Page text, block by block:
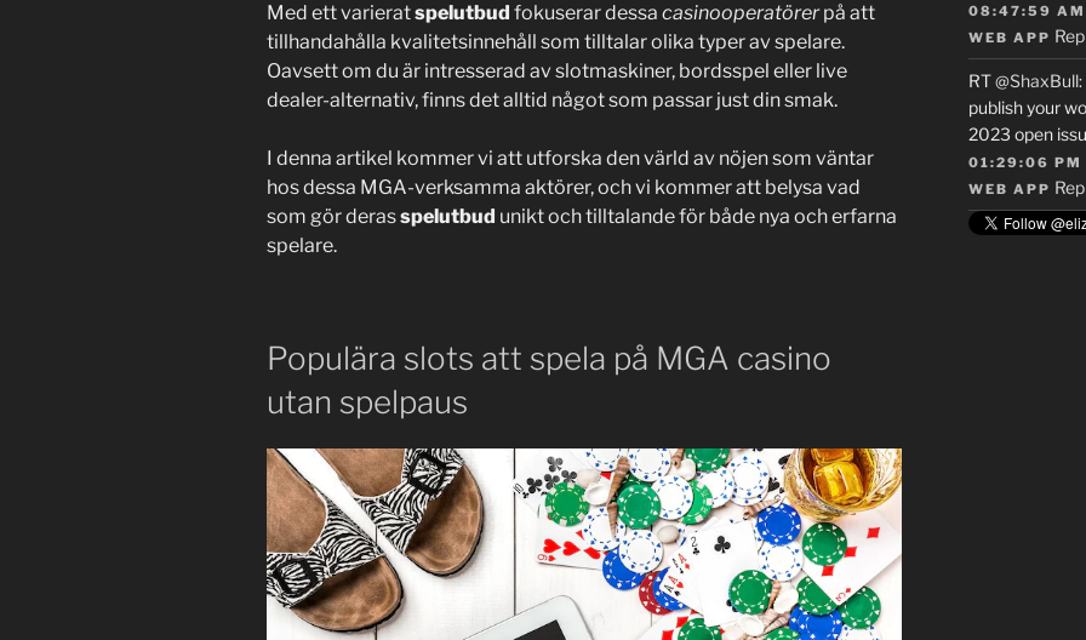
Med ett varieratspelutbud fokuserar dessa casinooperatörerpå att
tillhandahålla kvalitetsinnehåll som tilltalar olika typer av spelare.
Oavsett om du är intresserad av slotmaskiner, bordsspel eller live
dealer-alternativ, finns det alltid något som passar just din smak.
I denna artikel kommer vi att utforska den värld av nöjen som väntar
hos dessa MGA-verksamma aktörer, och vi kommer att belysa vad
som gör derasspelutbud unikt och tilltalande för både nya och erfarna
spelare.
Populära slots att spela på MGA casino
utan spelpaus
08:47:59 AM
WEB APP
RT@ShaxBull:
publish your
2023 open
01:29:06 PM
WEB APP